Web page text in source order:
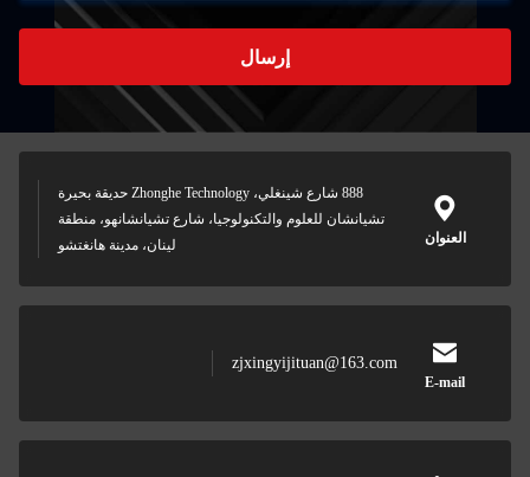
إرسال
العنوان
888 شارع شينغلي، Zhonghe Technology حديقة بحيرة
تشيانشان للعلوم والتكنولوجيا، شارع تشيانشانهو، منطقة
لينان، مدينة هانغتشو
E-mail
zjxingyijituan@163.com